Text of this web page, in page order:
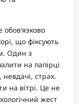
що фіксують
Один з
на папірці
невдачі, страх.
на вітрі. Це не
жест